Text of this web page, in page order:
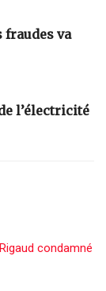
fraudes va
l’électricité
condamné